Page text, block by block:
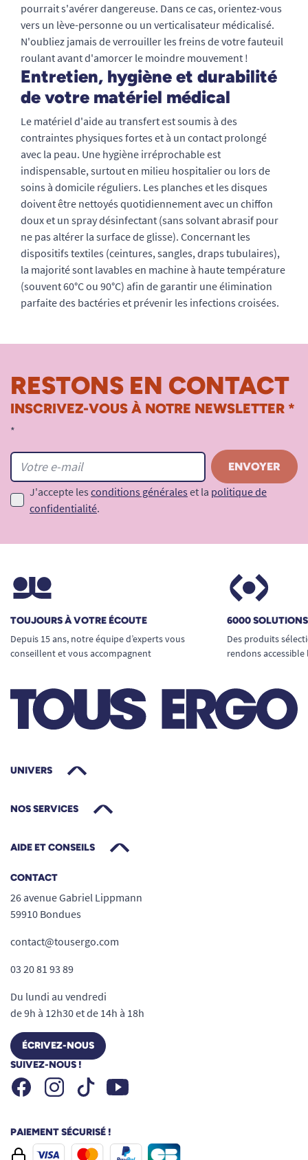
pourrait s'avérer dangereuse. Dans ce cas, orientez-vous
vers un lève-personne ou un verticalisateur médicalisé.
N'oubliez jamais de verrouiller les freins de votre fauteuil
roulant avant d'amorcer le moindre mouvement !
Entretien, hygiène et durabilité
de votre matériel médical
Le matériel d'aide au transfert est soumis à des
contraintes physiques fortes et à un contact prolongé
avec la peau. Une hygiène irréprochable est
indispensable, surtout en milieu hospitalier ou lors de
soins à domicile réguliers. Les planches et les disques
doivent être nettoyés quotidiennement avec un chiffon
doux et un spray désinfectant (sans solvant abrasif pour
ne pas altérer la surface de glisse). Concernant les
dispositifs textiles (ceintures, sangles, draps tubulaires),
la majorité sont lavables en machine à haute température
(souvent 60°C ou 90°C) afin de garantir une élimination
parfaite des bactéries et prévenir les infections croisées.
RESTONS EN CONTACT
INSCRIVEZ-VOUS À NOTRE NEWSLETTER *
*
J'accepte les conditions générales et la politique de
confidentialité.
TOUJOURS À VOTRE ÉCOUTE
Depuis 15 ans, notre équipe d’experts vous
conseillent et vous accompagnent
6000
Des produits
rendons
UNIVERS
NOS SERVICES
AIDE ET CONSEILS
CONTACT
26 avenue Gabriel Lippmann
59910 Bondues
contact@tousergo.com
03 20 81 93 89
Du lundi au vendredi
de 9h à 12h30 et de 14h à 18h
ÉCRIVEZ-NOUS
SUIVEZ-NOUS !
FacebookInstagramTiktok Youtube
PAIEMENT SÉCURISÉ !